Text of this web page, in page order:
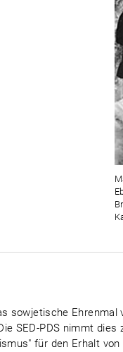
sowjetische
SED-PDS nimmt
für den Erhalt